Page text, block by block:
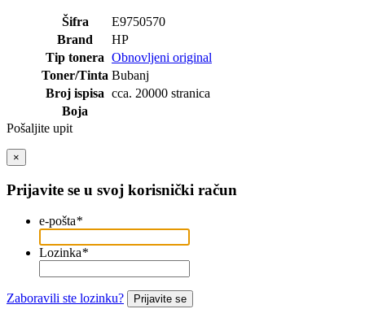
Šifra
E9750570
Brand
HP
Tip tonera Obnovljeni original
Toner/Tinta Bubanj
Broj ispisa cca. 20000 stranica
Boja
Pošaljite upit
×
Prijavite se u svoj korisnički račun
e-pošta*
Lozinka*
Zaboravili ste lozinku? Prijavite se